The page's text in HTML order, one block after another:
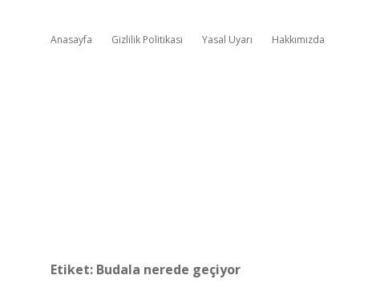
Anasayfa Gizlilik Politikası Yasal Uyarı Hakkımızda
Etiket: Budala nerede geçiyor